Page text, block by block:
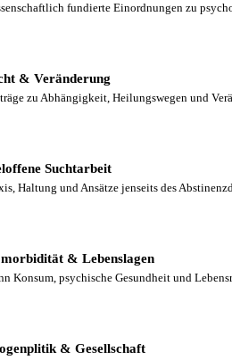
fundierte Einordnungen zu
& Veränderung
zu Abhängigkeit, Heilungswegen und
Suchtarbeit
Haltung und Ansätze jenseits des
& Lebenslagen
Konsum, psychische Gesundheit und
& Gesellschaft